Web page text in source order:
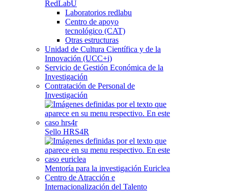
RedLabU
Laboratorios redlabu
Centro de apoyo
tecnológico (CAT)
Otras estructuras
Unidad de Cultura Científica y de la
Innovación (UCC+i)
Servicio de Gestión Económica de la
Investigación
Contratación de Personal de
Investigación
Sello HRS4R
Mentoría para la investigación Euriclea
Centro de Atracción e
Internacionalización del Talento